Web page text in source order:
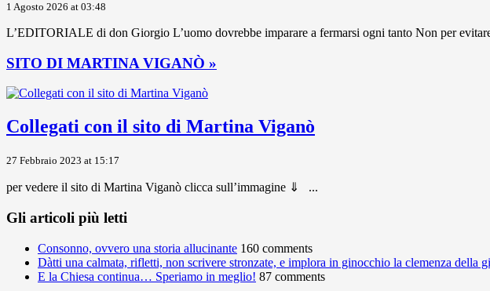
1 Agosto 2026 at 03:48
L’EDITORIALE di don Giorgio L’uomo dovrebbe imparare a fermarsi ogni tanto Non per
SITO DI MARTINA VIGANÒ »
Collegati con il sito di Martina Viganò
27 Febbraio 2023 at 15:17
per vedere il sito di Martina Viganò clicca sull’immagine ⇓ ...
Gli articoli più letti
Consonno, ovvero una storia allucinante 160 comments
Dàtti una calmata, rifletti, non scrivere stronzate, e implora in ginocchio la clemenza della
E la Chiesa continua… Speriamo in meglio! 87 comments